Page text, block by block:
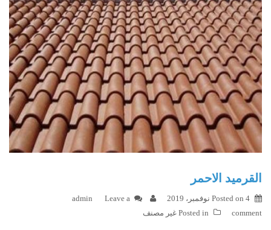
القرميد الاحمر
Posted on 4 نوفمبر، 2019 admin
Leave a
comment
Posted in غير مصنف